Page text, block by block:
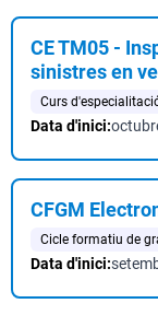
CE TM05 -
sinistres en
Curs
Data d'inici:
CFGM
Cicle formatiu de
Data d'inici: